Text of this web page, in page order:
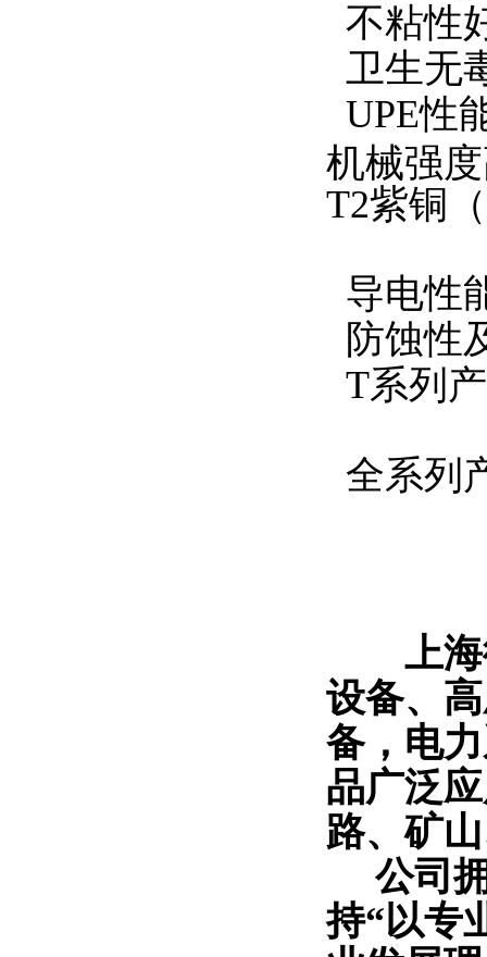
不粘性
卫生无
UPE性
机械强
T2紫铜
导电性
防蚀性
T系列
全系列
上海徐
设备、
备，电
品广泛
路、矿
公司拥
持“以专